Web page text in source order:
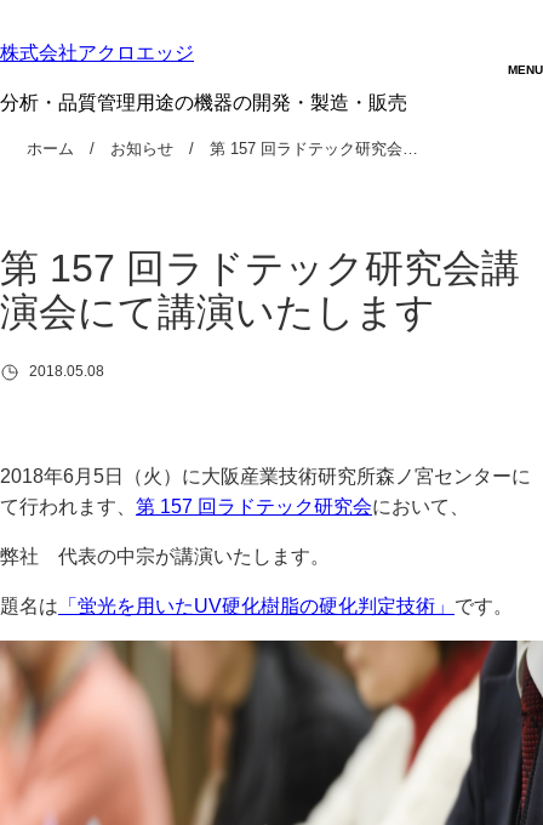
株式会社アクロエッジ
分析・品質管理用途の機器の開発・製造・販売
ホーム お知らせ 第 157 回ラドテック研究会…
第 157 回ラドテック研究会講
演会にて講演いたします
2018.05.08
2018年6月5日（火）に大阪産業技術研究所森ノ宮センターに
て行われます、 第 157 回ラドテック研究会において、
弊社 代表の中宗が講演いたします。
題名は 「蛍光を用いたUV硬化樹脂の硬化判定技術」 です。